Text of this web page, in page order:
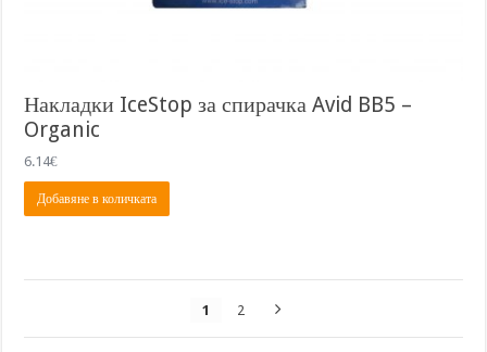
Накладки IceStop за спирачка Avid BB5 –
Organic
6.14€
Добавяне в количката
1 2